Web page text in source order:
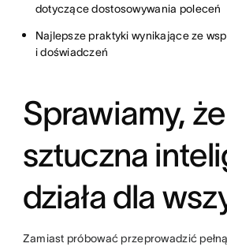
dotyczące dostosowywania poleceń
Najlepsze praktyki wynikające ze
i doświadczeń
Sprawiamy, że
sztuczna
działa dla
Zamiast próbować przeprowadzić